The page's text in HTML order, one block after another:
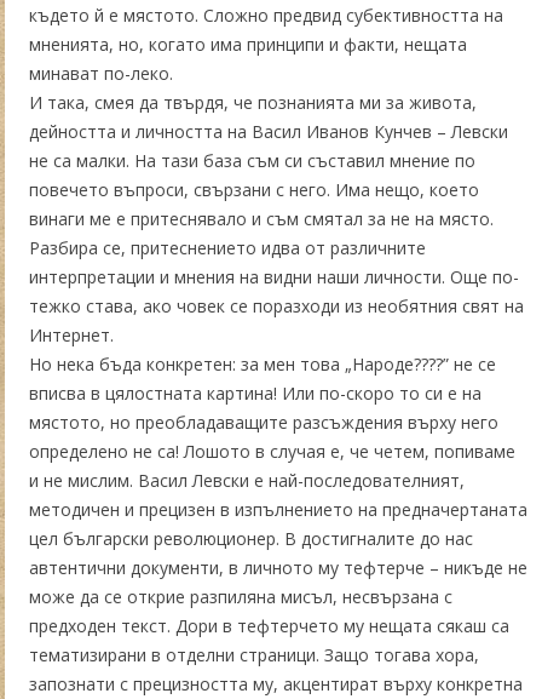
където й е мястото. Сложно предвид субективността на
мненията, но, когато има принципи и факти, нещата
минават по-леко.
И така, смея да твърдя, че познанията ми за живота,
дейността и личността на Васил Иванов Кунчев – Левски
не са малки. На тази база съм си съставил мнение по
повечето въпроси, свързани с него. Има нещо, което
винаги ме е притеснявало и съм смятал за не на място.
Разбира се, притеснението идва от различните
интерпретации и мнения на видни наши личности. Още по-
тежко става, ако човек се поразходи из необятния свят на
Интернет.
Но нека бъда конкретен: за мен това „Народе????” не се
вписва в цялостната картина! Или по-скоро то си е на
мястото, но преобладаващите разсъждения върху него
определено не са! Лошото в случая е, че четем, попиваме
и не мислим. Васил Левски е най-последователният,
методичен и прецизен в изпълнението на предначертаната
цел български революционер. В достигналите до нас
автентични документи, в личното му тефтерче – никъде не
може да се открие разпиляна мисъл, несвързана с
предходен текст. Дори в тефтерчето му нещата сякаш са
тематизирани в отделни страници. Защо тогава хора,
запознати с прецизността му, акцентират върху конкретна